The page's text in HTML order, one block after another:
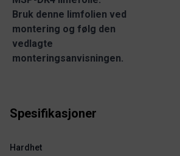
Bruk denne limfolien ved
montering og følg den
vedlagte
monteringsanvisningen.
Spesifikasjoner
Hardhet